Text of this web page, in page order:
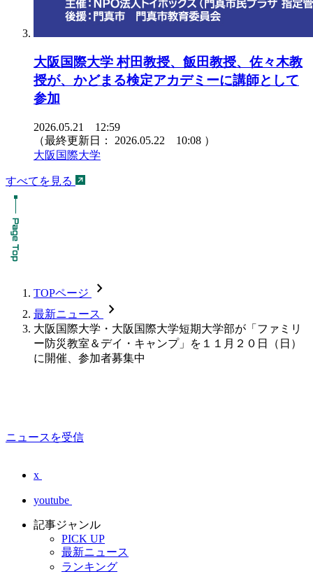
大阪国際大学 村田教授、飯田教授、佐々木教
授が、かどまる検定アカデミーに講師として
参加
2026.05.21 12:59
（最終更新日： 2026.05.22 10:08 ）
大阪国際大学
すべてを見る
TOPページ chevron_forward
最新ニュース chevron_forward
大阪国際大学・大阪国際大学短期大学部が「ファミリ
ー防災教室＆デイ・キャンプ」を１１月２０日（日）
に開催、参加者募集中
ニュースを受信
x
youtube
記事ジャンル
PICK UP
最新ニュース
ランキング